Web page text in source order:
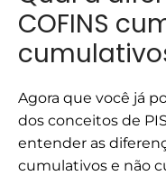
COFINS
Agora que você já
dos conceitos de
entender as
cumulativos e não